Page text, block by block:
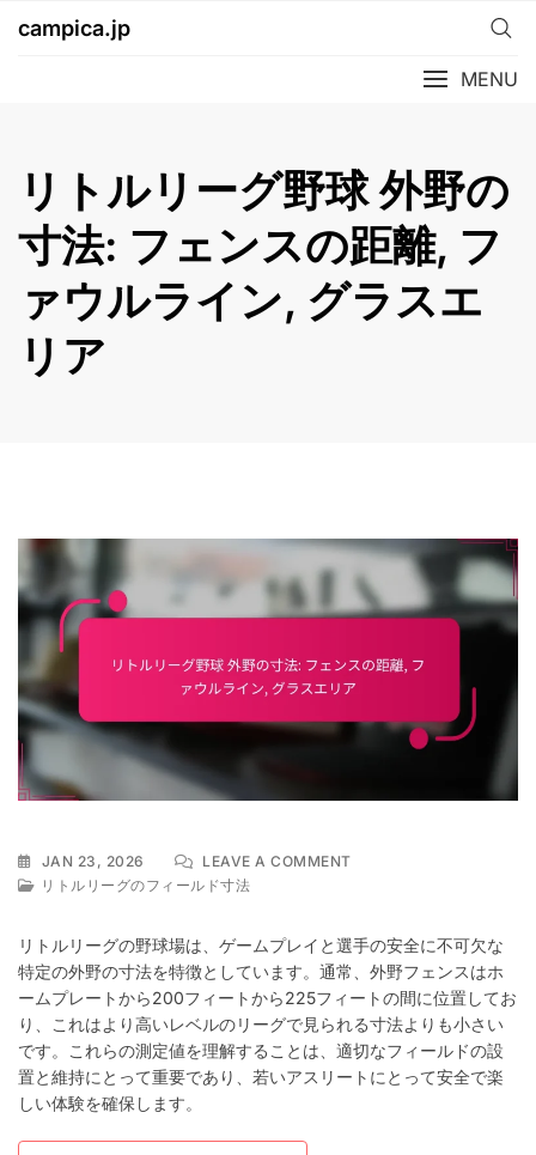
campica.jp
MENU
リトルリーグ野球 外野の
寸法: フェンスの距離, フ
ァウルライン, グラスエ
リア
JAN 23, 2026 LEAVE A COMMENTON
リ
ー
グ
野
球
外
野
リトルリーグのフィールド寸法
リトルリーグの野球場は、ゲームプレイと選手の安全に不可欠な
特定の外野の寸法を特徴としています。通常、外野フェンスはホ
ームプレートから200フィートから225フィートの間に位置してお
り、これはより高いレベルのリーグで見られる寸法よりも小さい
です。これらの測定値を理解することは、適切なフィールドの設
置と維持にとって重要であり、若いアスリートにとって安全で楽
しい体験を確保します。